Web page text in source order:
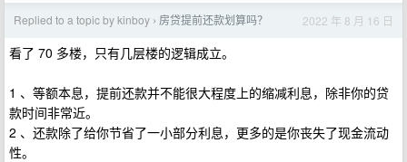
Replied to a topic by kinboy › 房贷提前还款划算吗？ 2022 年 8 月 16 日
看了 70 多楼，只有几层楼的逻辑成立。
1 、等额本息，提前还款并不能很大程度上的缩减利息，除非你的贷
款时间非常近。
2 、还款除了给你节省了一小部分利息，更多的是你丧失了现金流动
性。